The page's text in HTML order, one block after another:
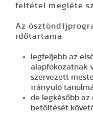
feltétel megléte
Az
időtartama
legfeljebb az
alapfokozatnak
szervezett
irányuló
de legkésőbb az
betöltését